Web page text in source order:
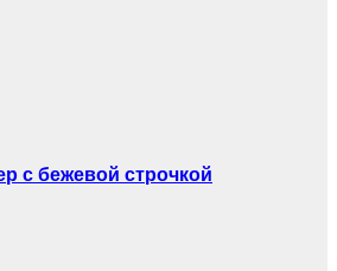
с бежевой строчкой